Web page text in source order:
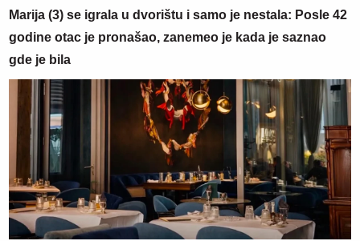
Marija (3) se igrala u dvorištu i samo je nestala: Posle 42
godine otac je pronašao, zanemeo je kada je saznao
gde je bila